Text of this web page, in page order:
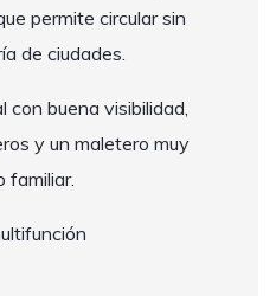
permite circular sin
de ciudades.
con buena visibilidad,
y un maletero muy
familiar.